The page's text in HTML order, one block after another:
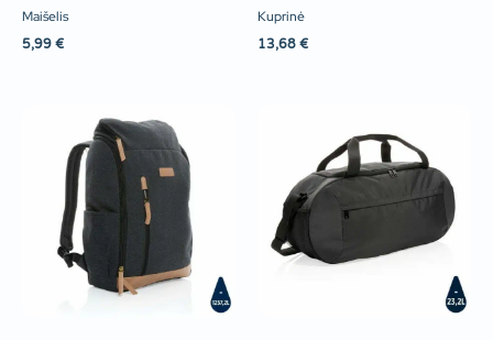
Maišelis
5,99 €
Kuprinė
13,68 €